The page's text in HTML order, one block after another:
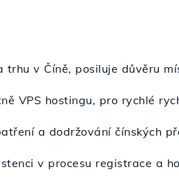
v Číně, posiluje důvěru
VPS hostingu, pro rychlé
a dodržování čínských
v procesu registrace a